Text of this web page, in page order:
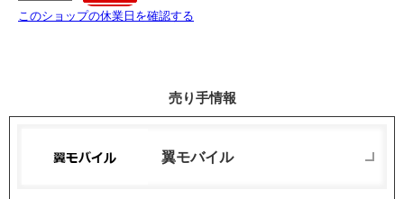
このショップの休業日を確認する
売り手情報
翼モバイル